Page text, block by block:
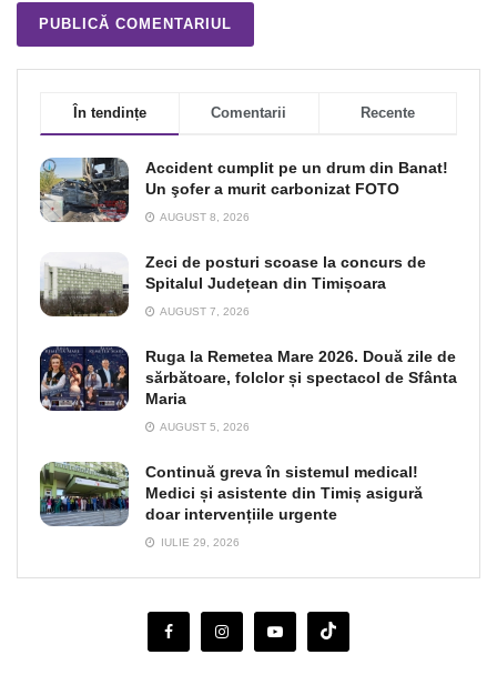
În tendințe Comentarii Recente
Accident cumplit pe un drum din Banat!
Un şofer a murit carbonizat FOTO
AUGUST 8, 2026
Zeci de posturi scoase la concurs de
Spitalul Județean din Timișoara
AUGUST 7, 2026
Ruga la Remetea Mare 2026. Două zile de
sărbătoare, folclor și spectacol de Sfânta
Maria
AUGUST 5, 2026
Continuă greva în sistemul medical!
Medici și asistente din Timiș asigură
doar intervențiile urgente
IULIE 29, 2026